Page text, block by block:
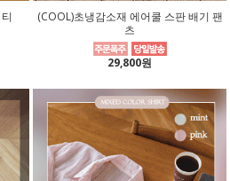
(COOL)초냉감소재 에어쿨 스판 배기 팬
츠
29,800원